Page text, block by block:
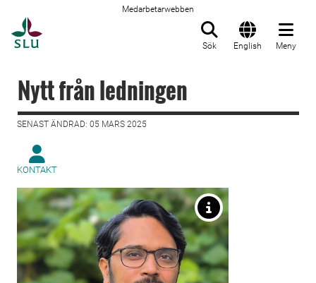
Medarbetarwebben
Sök English Meny
Nytt från ledningen
SENAST ÄNDRAD: 05 MARS 2025
KONTAKT